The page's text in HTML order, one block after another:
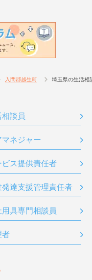
入間郡越生町 埼玉県の生活相
相談員
マネジャー
ビス提供責任者
発達支援管理責任者
用具専門相談員
者